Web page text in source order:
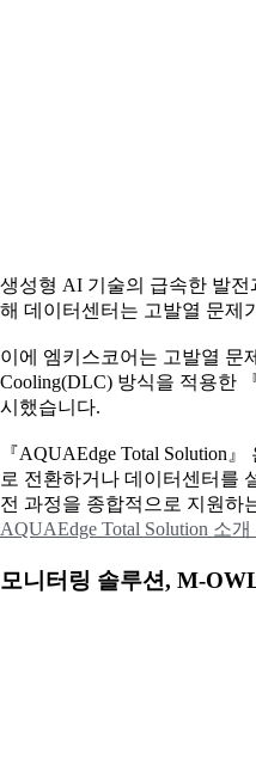
생성형 AI 기술의 급속한 발전
해 데이터센터는 고발열 문제
이에 엠키스코어는 고발열 문
Cooling(DLC) 방식을 적용한
시했습니다.
『AQUAEdge Total Solution
로 전환하거나 데이터센터를
전 과정을 종합적으로 지원하
AQUAEdge Total Solution 소개
모니터링 솔루션, M-